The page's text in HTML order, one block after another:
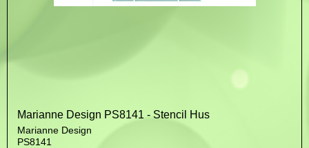
Marianne Design PS8141 - Stencil Hus
Marianne Design
PS8141